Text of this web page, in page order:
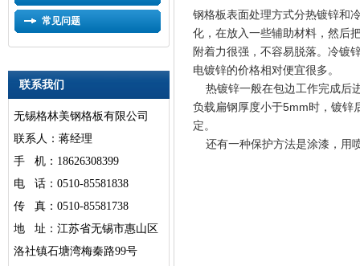
常见问题
联系我们
无锡格林美钢格板有限公司
联系人：蒋经理
手 机：18626308399
电 话：0510-85581838
传 真：0510-85581738
地 址：江苏省无锡市惠山区
洛社镇石塘湾梅秦路99号
钢格板表面处理方式分热镀锌和
化，在放入一些辅助材料，然后
附着力很强，不容易脱落。冷镀
电镀锌的价格相对便宜很多。
热镀锌一般在包边工作完成后
负载扁钢厚度小于5mm时，镀锌
定。
还有一种保护方法是涂漆，用